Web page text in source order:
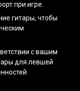
при игре.
гитары, чтобы
с вашим
для левшей